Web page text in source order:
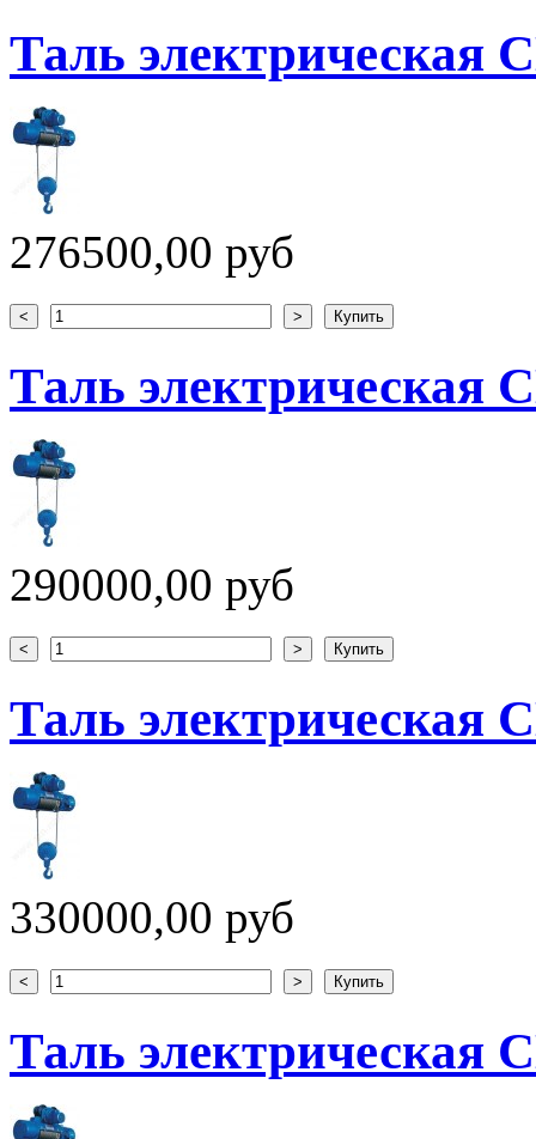
Таль электрическая
276500,00 руб
Таль электрическая
290000,00 руб
Таль электрическая
330000,00 руб
Таль электрическая